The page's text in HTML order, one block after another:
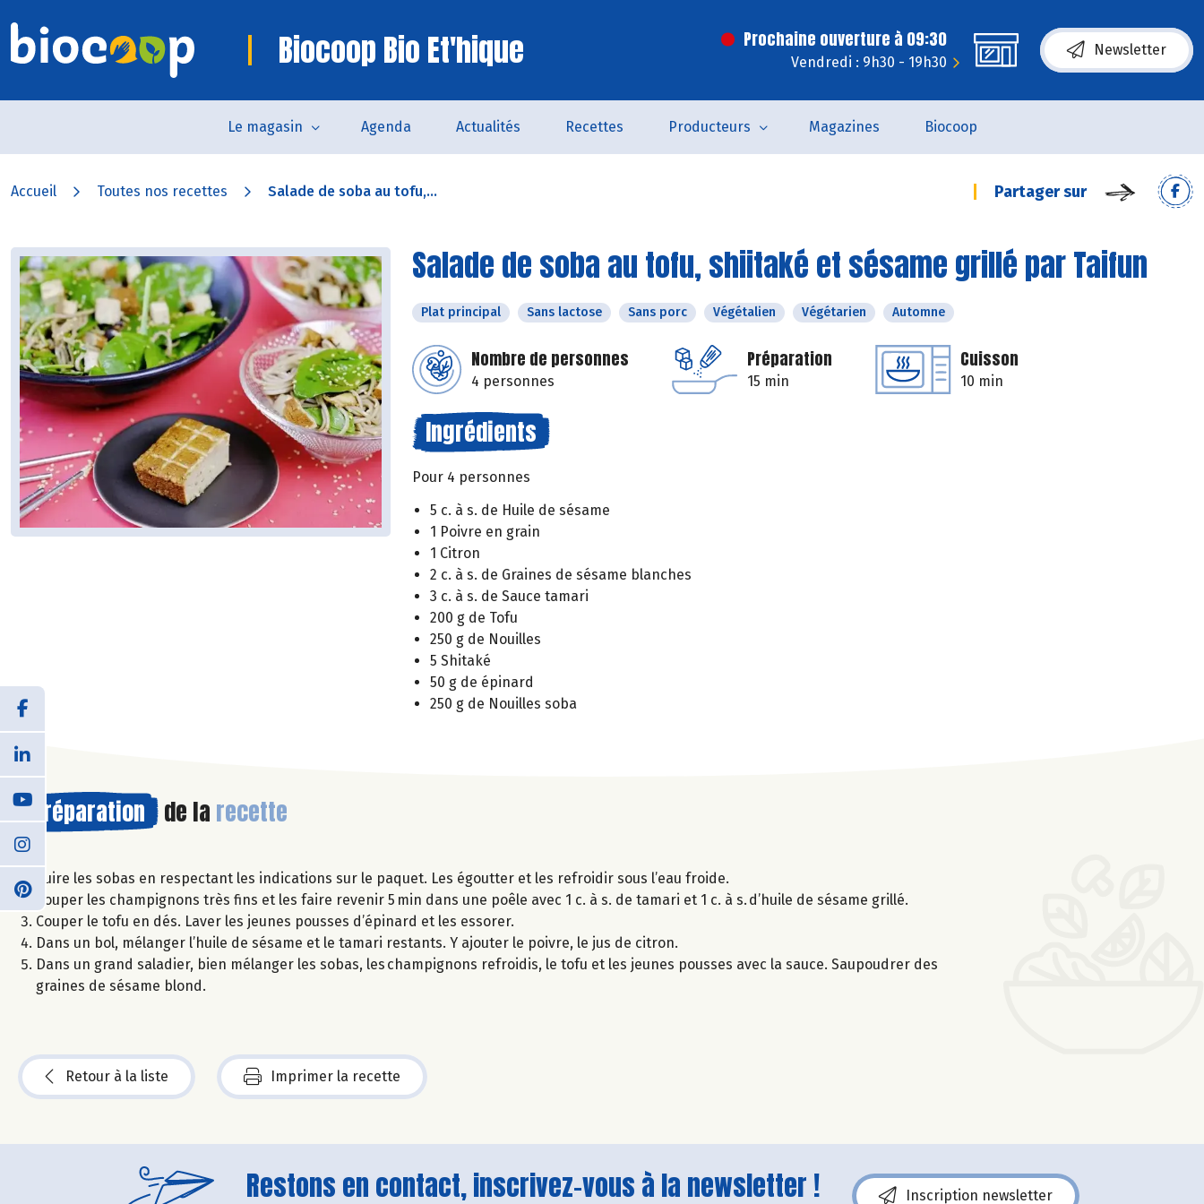
Biocoop Bio Et'hique Prochaine ouverture à 09:30
Vendredi : 9h30 - 19h30
Newsletter
Le magasin Agenda Actualités Recettes Producteurs Magazines Biocoop
Accueil Toutes nos recettes Salade de soba au tofu,... Partager sur
Salade de soba au tofu, shiitaké et sésame grillé par Taifun
Plat principal Sans lactose Sans porc Végétalien Végétarien Automne
Nombre de personnes
4 personnes
Préparation
15 min
Cuisson
10 min
Ingrédients
Pour 4 personnes
5 c. à s. de Huile de sésame
1 Poivre en grain
1 Citron
2 c. à s. de Graines de sésame blanches
3 c. à s. de Sauce tamari
200 g de Tofu
250 g de Nouilles
5 Shitaké
50 g de épinard
250 g de Nouilles soba
Préparation de la recette
Cuire les sobas en respectant les indications sur le paquet. Les égoutter et les refroidir sous l’eau froide.
Couper les champignons très fins et les faire revenir 5 min dans une poêle avec 1 c. à s. de tamari et 1 c. à s. d’huile de sésame grillé.
Couper le tofu en dés. Laver les jeunes pousses d’épinard et les essorer.
Dans un bol, mélanger l’huile de sésame et le tamari restants. Y ajouter le poivre, le jus de citron.
Dans un grand saladier, bien mélanger les sobas, les champignons refroidis, le tofu et les jeunes pousses avec la sauce. Saupoudrer des
graines de sésame blond.
Retour à la liste Imprimer la recette
Restons en contact, inscrivez-vous à la newsletter ! Inscription newsletter